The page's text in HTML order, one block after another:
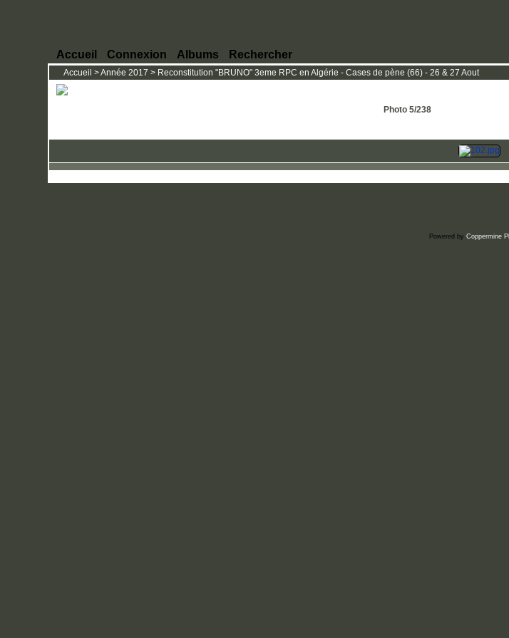
Accueil Connexion Albums Rechercher
Accueil >Année 2017 > Reconstitution "BRUNO" 3eme RPC en Algérie - Cases de pène (66) - 26 & 27 Aout
Photo 5/238
Powered by Coppermine